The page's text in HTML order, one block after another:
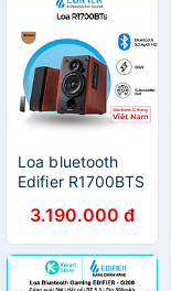
Loa bluetooth
Edifier R1700BTS
HD Công suất
66W Đầu ra loa
siêu trầm - Hàng
chính hãng
3.190.000 đ